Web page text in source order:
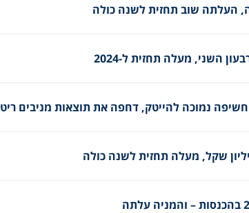
העלתה שוב תחזית לשנה כולה
נמוכה להייטק, דחפה את תוצאות מניבים ריט